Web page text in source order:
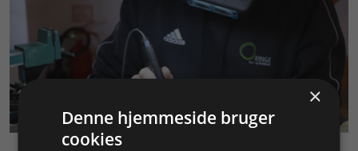
×
Denne hjemmeside bruger
cookies